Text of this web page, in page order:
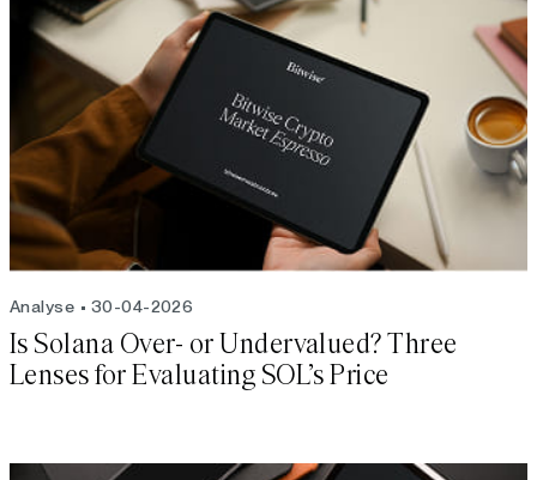
Analyse 30-04-2026
Is Solana Over- or Undervalued? Three
Lenses for Evaluating SOL’s Price